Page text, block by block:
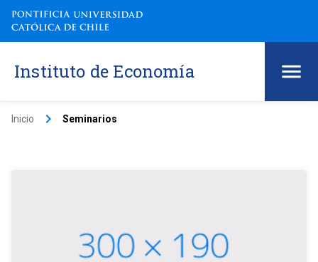
Instituto de Economía
Inicio keyboard_arrow_right Seminarios